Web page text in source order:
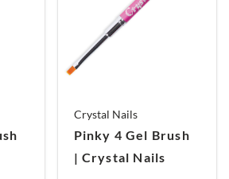
Crystal Nails
Pinky 4 Gel Brush
| Crystal Nails